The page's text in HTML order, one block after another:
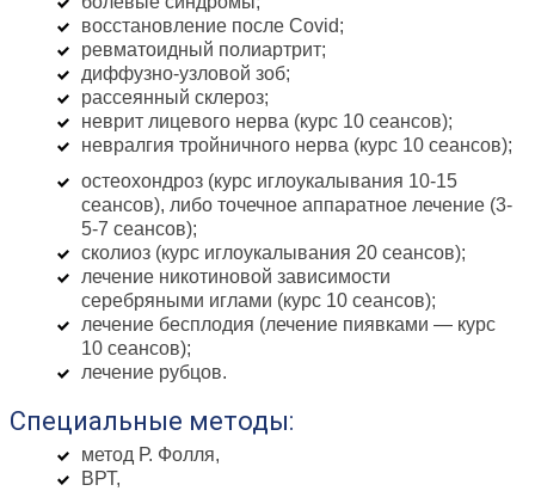
восстановление после Covid;
ревматоидный полиартрит;
диффузно-узловой зоб;
рассеянный склероз;
неврит лицевого нерва (курс 10 сеансов);
невралгия тройничного нерва (курс 10 сеансов);
остеохондроз (курс иглоукалывания 10-15
сеансов), либо точечное аппаратное лечение (3-
5-7 сеансов);
сколиоз (курс иглоукалывания 20 сеансов);
лечение никотиновой зависимости
серебряными иглами (курс 10 сеансов);
лечение бесплодия (лечение пиявками — курс
10 сеансов);
лечение рубцов.
Специальные методы:
метод Р. Фолля,
ВРТ,